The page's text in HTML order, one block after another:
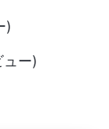
)
ー)